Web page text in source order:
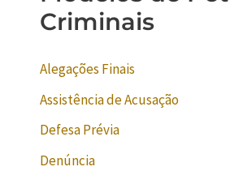
Criminais
Alegações Finais
Assistência de Acusação
Defesa Prévia
Denúncia